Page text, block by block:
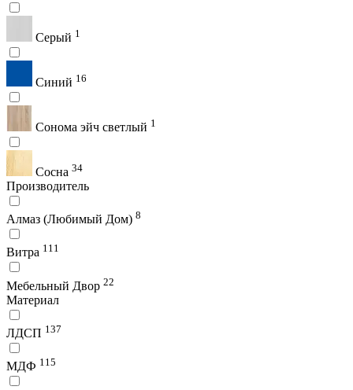
Серый 1
Синий 16
Сонома эйч светлый 1
Сосна 34
Производитель
Алмаз (Любимый Дом) 8
Витра 111
Мебельный Двор 22
Материал
ЛДСП 137
МДФ 115